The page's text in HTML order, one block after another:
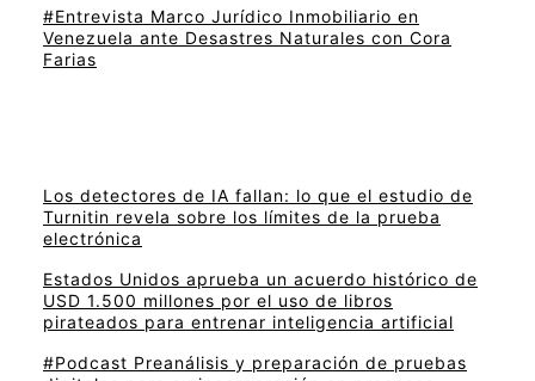
#Entrevista Marco Jurídico Inmobiliario en
Venezuela ante Desastres Naturales con Cora
Farias
Los detectores de IA fallan: lo que el estudio de
Turnitin revela sobre los límites de la prueba
electrónica
Estados Unidos aprueba un acuerdo histórico de
USD 1.500 millones por el uso de libros
pirateados para entrenar inteligencia artificial
#Podcast Preanálisis y preparación de pruebas